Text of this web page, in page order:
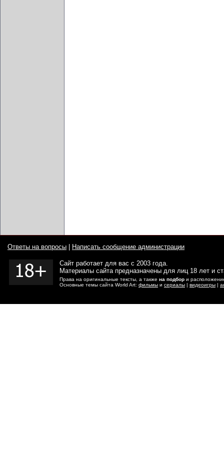
Ответы на вопросы Написать сообщение администрации
Сайт работает для вас с 2003 года.
Материалы сайта предназначены для лиц 18 лет и
Права на оригинальные тексты, а также на подбор и
Основные темы сайта World Art: фильмы и сериалы | видеоигры |